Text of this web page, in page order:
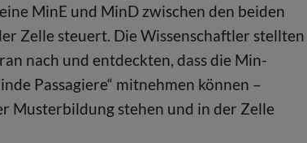
MinE und MinD zwischen den beiden
Zelle steuert. Die Wissenschaftler stellten
nach und entdeckten, dass die Min-
Passagiere“ mitnehmen können –
Musterbildung stehen und in der Zelle